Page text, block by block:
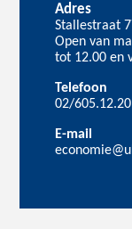
Adres
Stallestraat
Open van
tot 12.00 en
Telefoon
02/605.12.20
E-mail